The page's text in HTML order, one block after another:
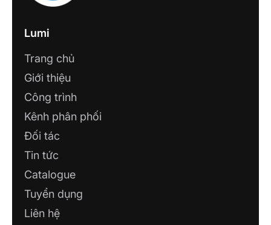
Lumi
Trang chủ
Giới thiệu
Công trình
Kênh phân phối
Đối tác
Tin tức
Catalogue
Tuyển dụng
Liên hệ